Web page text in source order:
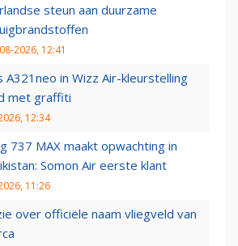
steun aan duurzame
2026, 12:41
A321neo in Wizz Air-kleurstelling
met graffiti
12:34
737 MAX maakt opwachting in
Somon Air eerste klant
11:26
over officiële naam vliegveld van